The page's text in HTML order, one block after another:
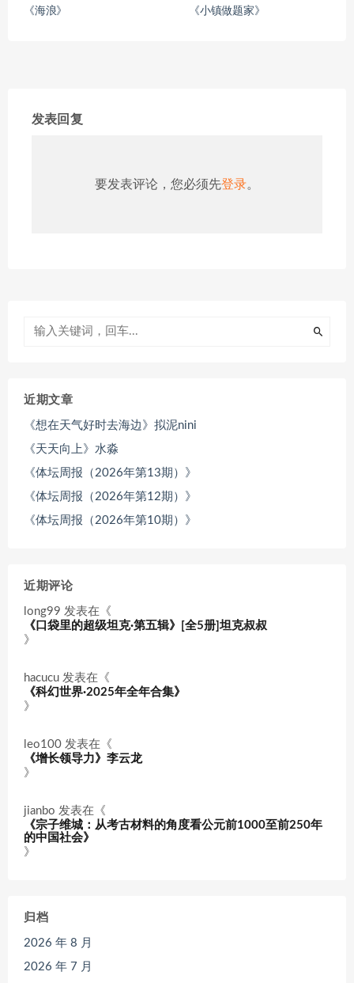
《海浪》 《小镇做题家》
发表回复
要发表评论，您必须先登录。
近期文章
《想在天气好时去海边》拟泥nini
《天天向上》水淼
《体坛周报（2026年第13期）》
《体坛周报（2026年第12期）》
《体坛周报（2026年第10期）》
近期评论
long99 发表在《
《口袋里的超级坦克·第五辑》[全5册]坦克叔叔
》
hacucu 发表在《
《科幻世界·2025年全年合集》
》
leo100 发表在《
《增长领导力》李云龙
》
jianbo 发表在《
《宗子维城：从考古材料的角度看公元前1000至前250年
的中国社会》
》
归档
2026 年 8 月
2026 年 7 月